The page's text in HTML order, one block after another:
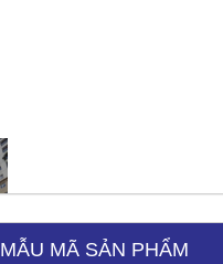
MẪU MÃ SẢN PHẨM